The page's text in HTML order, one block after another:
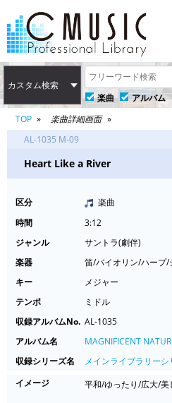
カスタム検索
楽曲
アルバム
TOP
楽曲詳細画面
AL-1035 M-09
Heart Like a River
区分
楽曲
時間
3:12
ジャンル
サントラ(劇伴)
楽器
笛/バイオリン/ハープ
キー
メジャー
テンポ
ミドル
収録アルバムNo. AL-1035
アルバム名
MAGNIFICENT
収録シリーズ名
メインライブラリーシ
イメージ
平和/ゆったり/広大/